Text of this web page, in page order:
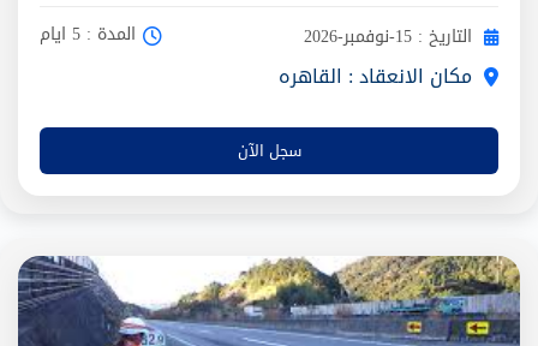
التاريخ : 15-نوفمبر-2026 المدة : 5 ايام
مكان الانعقاد : القاهره
سجل الآن